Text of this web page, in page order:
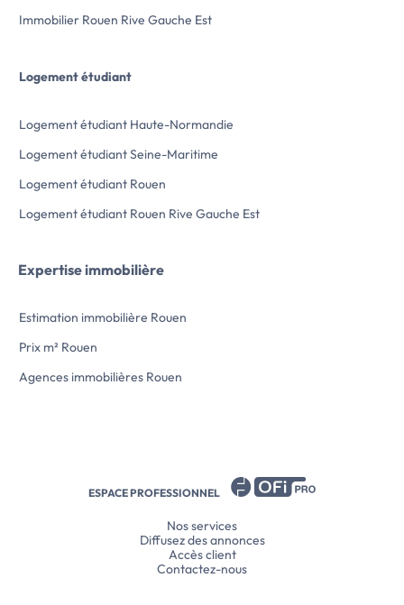
Immobilier Rouen Rive Gauche Est
Logement étudiant
Logement étudiant Haute-Normandie
Logement étudiant Seine-Maritime
Logement étudiant Rouen
Logement étudiant Rouen Rive Gauche Est
Expertise immobilière
Estimation immobilière Rouen
Prix m² Rouen
Agences immobilières Rouen
ESPACE PROFESSIONNEL
Nos services
Diffusez des annonces
Accès client
Contactez-nous